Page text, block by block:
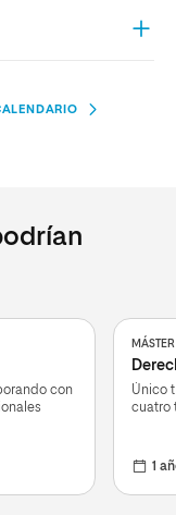
A.
con
Único
cuatro
1